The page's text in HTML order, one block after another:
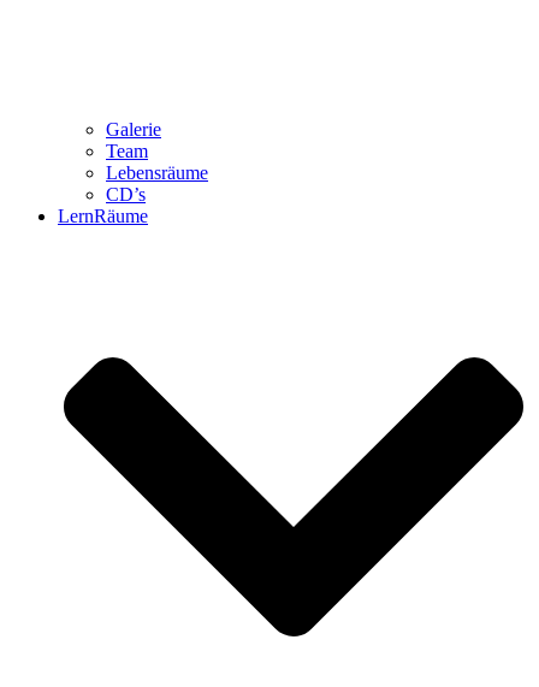
Galerie
Team
Lebensräume
CD’s
LernRäume